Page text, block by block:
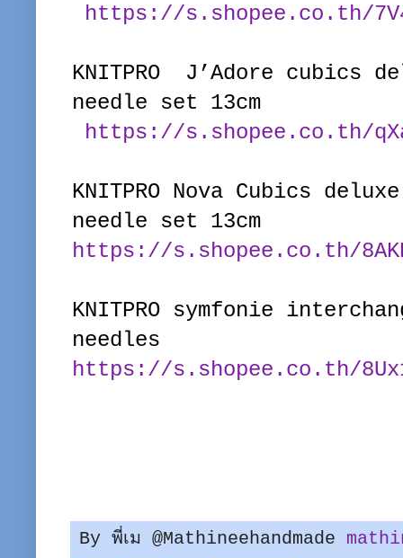
https://s.shopee.co.th/
KNITPRO J’Adore cubics
needle set 13cm
https://s.shopee.co.th/
KNITPRO Nova Cubics
needle set 13cm
https://s.shopee.co.th/
KNITPRO symfonie
needles
https://s.shopee.co.th/
By พี่เม @Mathineehandmade